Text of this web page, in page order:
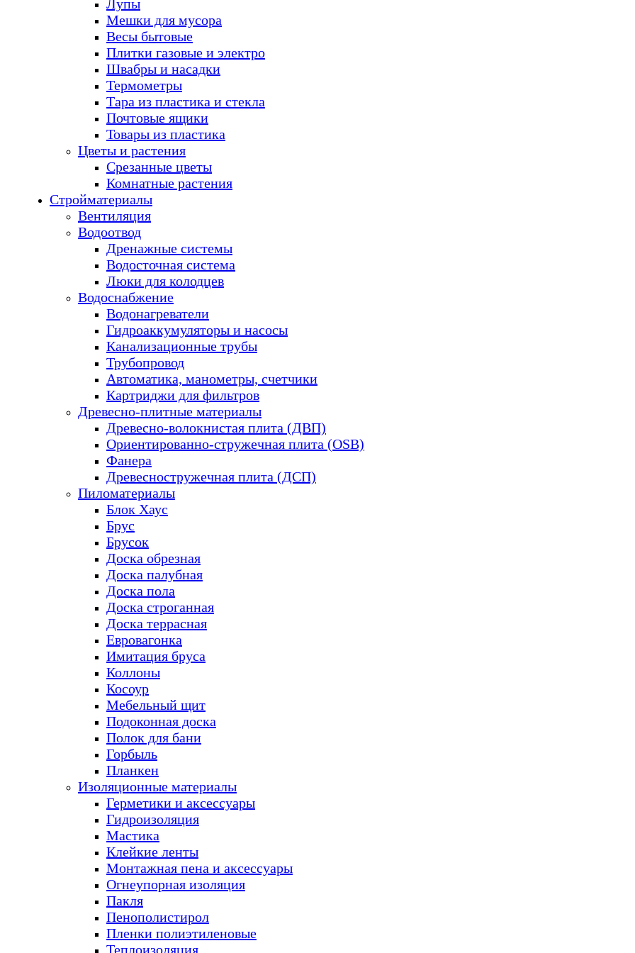
Лупы
Мешки для мусора
Весы бытовые
Плитки газовые и электро
Швабры и насадки
Термометры
Тара из пластика и стекла
Почтовые ящики
Товары из пластика
Цветы и растения
Срезанные цветы
Комнатные растения
Стройматериалы
Вентиляция
Водоотвод
Дренажные системы
Водосточная система
Люки для колодцев
Водоснабжение
Водонагреватели
Гидроаккумуляторы и насосы
Канализационные трубы
Трубопровод
Автоматика, манометры, счетчики
Картриджи для фильтров
Древесно-плитные материалы
Древесно-волокнистая плита (ДВП)
Ориентированно-стружечная плита (OSB)
Фанера
Древесностружечная плита (ДСП)
Пиломатериалы
Блок Хаус
Брус
Брусок
Доска обрезная
Доска палубная
Доска пола
Доска строганная
Доска террасная
Евровагонка
Имитация бруса
Коллоны
Косоур
Мебельный щит
Подоконная доска
Полок для бани
Горбыль
Планкен
Изоляционные материалы
Герметики и аксессуары
Гидроизоляция
Мастика
Клейкие ленты
Монтажная пена и аксессуары
Огнеупорная изоляция
Пакля
Пенополистирол
Пленки полиэтиленовые
Теплоизоляция